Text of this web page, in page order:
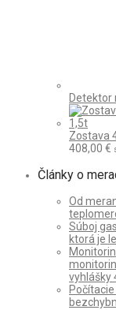
Detektor
Zostava
408,00 €
Články o
Od
Súboj
ktorá je
vyhlášky